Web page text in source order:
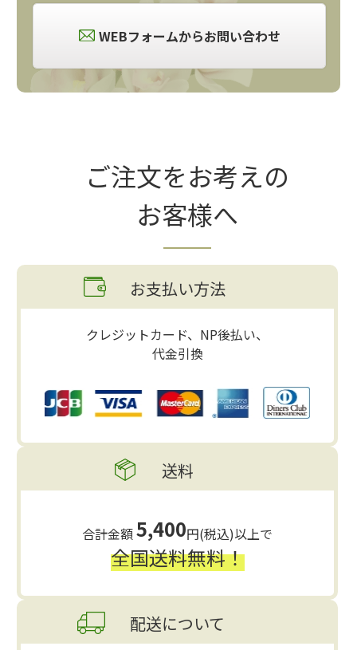
WEBフォームからお問い合わせ
ご注文をお考えの
お客様へ
お支払い方法
クレジットカード、NP後払い、
代金引換
送料
合計金額5,400円(税込)以上で
全国送料無料！
配送について